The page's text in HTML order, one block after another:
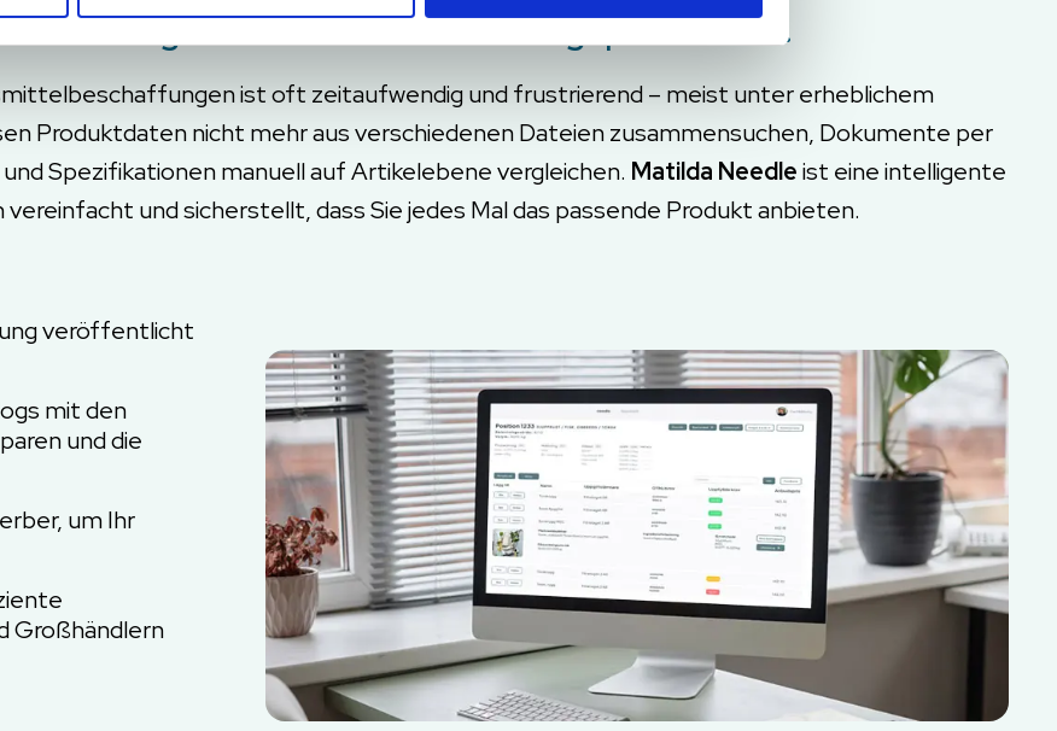
intelligenteren Ausschreibungsprozessen.
ist oft zeitaufwendig und frustrierend – meist unter erheblichem
Produktdaten nicht mehr aus verschiedenen Dateien zusammensuchen, Dokumente per
Spezifikationen manuell auf Artikelebene vergleichen. Matilda Needleist eine intelligente
und sicherstellt, dass Sie jedes Mal das passende Produkt anbieten.
veröffentlicht
mit den
und die
um Ihr
Großhändlern